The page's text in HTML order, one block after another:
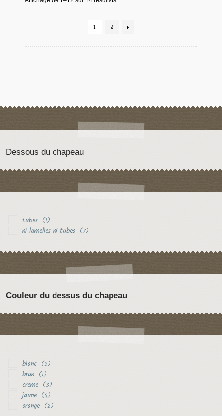
1 2
Dessous du chapeau
tubes (1)
ni lamelles ni tubes (7)
Couleur du dessus du chapeau
blanc (3)
brun (1)
creme (3)
jaune (4)
orange (2)